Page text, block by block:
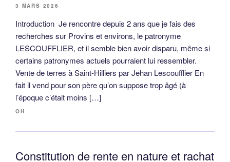
3 MARS 2026
Introduction Je rencontre depuis 2 ans que je fais des
recherches sur Provins et environs, le patronyme
LESCOUFFLIER, et il semble bien avoir disparu, même si
certains patronymes actuels pourraient lui ressembler.
Vente de terres à Saint-Hilliers par Jehan Lescoufflier En
fait il vend pour son père qu’on suppose trop âgé (à
l’époque c’était moins […]
OH
Constitution de rente en nature et rachat